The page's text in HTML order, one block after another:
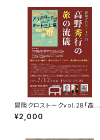
冒険クロストークvol.28「高野
秀行の旅の流儀」録画視聴権
¥2,000